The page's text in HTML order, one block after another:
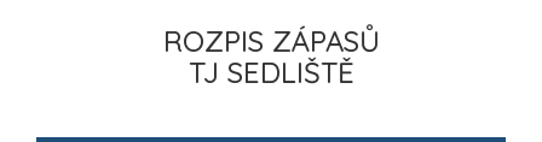
ROZPIS ZÁPASŮ
TJ SEDLIŠTĚ